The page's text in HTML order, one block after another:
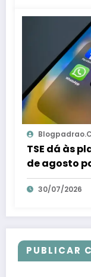
TSE dá às
de agosto
combater
ES 30/07/2026
PUBLICAR